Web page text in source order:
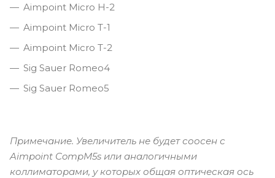
Aimpoint Micro H-2
Aimpoint Micro T-1
Aimpoint Micro T-2
Sig Sauer Romeo4
Sig Sauer Romeo5
Примечание. Увеличитель не будет соосен с
Aimpoint CompM5s или аналогичными
коллиматорами, у которых общая оптическая ось